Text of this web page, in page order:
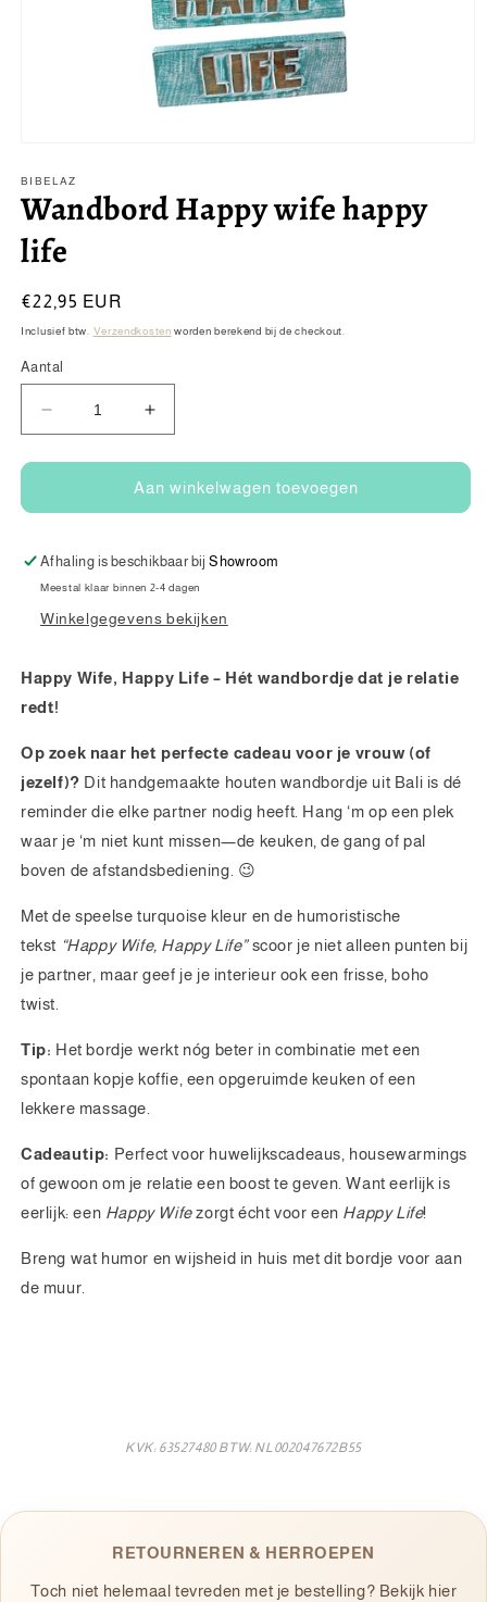
openen
in
modaal
BIBELAZ
Wandbord Happy wife happy
life
Normale
prijs
€22,95 EUR
Inclusief btw. Verzendkosten worden berekend bij de checkout.
Aantal
Aantal
verlagen
voor
Happy
happy
life
Aantal
verhogen
voor
Wandbord
Happy
happy
life
Aan winkelwagen toevoegen
Afhaling is beschikbaar bijShowroom
Meestal klaar binnen 2-4 dagen
Winkelgegevens bekijken
Happy Wife, Happy Life – Hét wandbordje dat je relatie
redt!
Op zoek naar het perfecte cadeau voor je vrouw (of
jezelf)? Dit handgemaakte houten wandbordje uit Bali is dé
reminder die elke partner nodig heeft. Hang ‘m op een plek
waar je ‘m niet kunt missen—de keuken, de gang of pal
boven de afstandsbediening. 😉
Met de speelse turquoise kleur en de humoristische
tekst “Happy Wife, Happy Life” scoor je niet alleen punten bij
je partner, maar geef je je interieur ook een frisse, boho
twist.
Tip: Het bordje werkt nóg beter in combinatie met een
spontaan kopje koffie, een opgeruimde keuken of een
lekkere massage.
Cadeautip: Perfect voor huwelijkscadeaus, housewarmings
of gewoon om je relatie een boost te geven. Want eerlijk is
eerlijk: een Happy Wife zorgt écht voor een Happy Life!
Breng wat humor en wijsheid in huis met dit bordje voor aan
de muur.
KVK: 63527480 BTW: NL002047672B55
RETOURNEREN & HERROEPEN
Toch niet helemaal tevreden met je bestelling? Bekijk hier